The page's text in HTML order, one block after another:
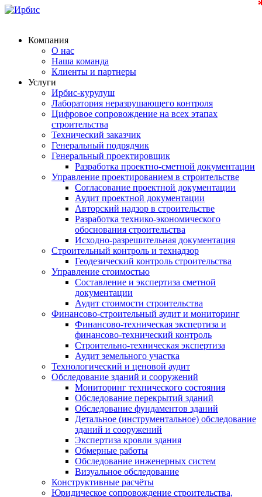
Компания
О нас
Наша команда
Клиенты и партнеры
Услуги
Ирбис-курулуш
Лаборатория неразрушающего контроля
Цифровое сопровождение на всех этапах
строительства
Технический заказчик
Генеральный подрядчик
Генеральный проектировщик
Разработка проектно-сметной документации
Управление проектированием в строительстве
Согласование проектной документации
Аудит проектной документации
Авторский надзор в строительстве
Разработка технико-экономического
обоснования строительства
Исходно-разрешительная документация
Строительный контроль и технадзор
Геодезический контроль строительства
Управление стоимостью
Составление и экспертиза сметной
документации
Аудит стоимости строительства
Финансово-строительный аудит и мониторинг
Финансово-техническая экспертиза и
финансово-технический контроль
Строительно-техническая экспертиза
Аудит земельного участка
Технологический и ценовой аудит
Обследование зданий и сооружений
Мониторинг технического состояния
Обследование перекрытий зданий
Обследование фундаментов зданий
Детальное (инструментальное) обследование
зданий и сооружений
Экспертиза кровли здания
Обмерные работы
Обследование инженерных систем
Визуальное обследование
Конструктивные расчёты
Юридическое сопровождение строительства,